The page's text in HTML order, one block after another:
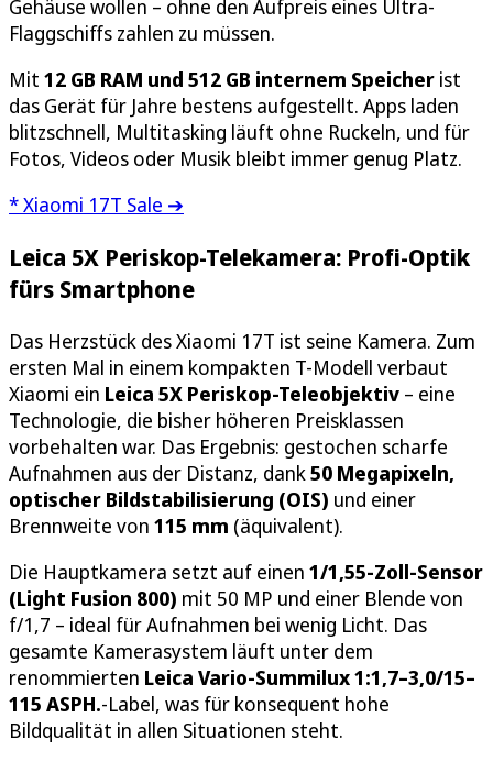
Gehäuse wollen – ohne den Aufpreis eines Ultra-
Flaggschiffs zahlen zu müssen.
Mit 12 GB RAM und 512 GB internem Speicher ist
das Gerät für Jahre bestens aufgestellt. Apps laden
blitzschnell, Multitasking läuft ohne Ruckeln, und für
Fotos, Videos oder Musik bleibt immer genug Platz.
* Xiaomi 17T Sale ➔
Leica 5X Periskop-Telekamera: Profi-Optik
fürs Smartphone
Das Herzstück des Xiaomi 17T ist seine Kamera. Zum
ersten Mal in einem kompakten T-Modell verbaut
Xiaomi ein Leica 5X Periskop-Teleobjektiv – eine
Technologie, die bisher höheren Preisklassen
vorbehalten war. Das Ergebnis: gestochen scharfe
Aufnahmen aus der Distanz, dank50 Megapixeln,
optischer Bildstabilisierung (OIS) und einer
Brennweite von 115 mm (äquivalent).
Die Hauptkamera setzt auf einen 1/1,55-Zoll-Sensor
(Light Fusion 800) mit 50 MP und einer Blende von
f/1,7 – ideal für Aufnahmen bei wenig Licht. Das
gesamte Kamerasystem läuft unter dem
renommierten Leica Vario-Summilux 1:1,7–3,0/15–
115 ASPH.-Label, was für konsequent hohe
Bildqualität in allen Situationen steht.